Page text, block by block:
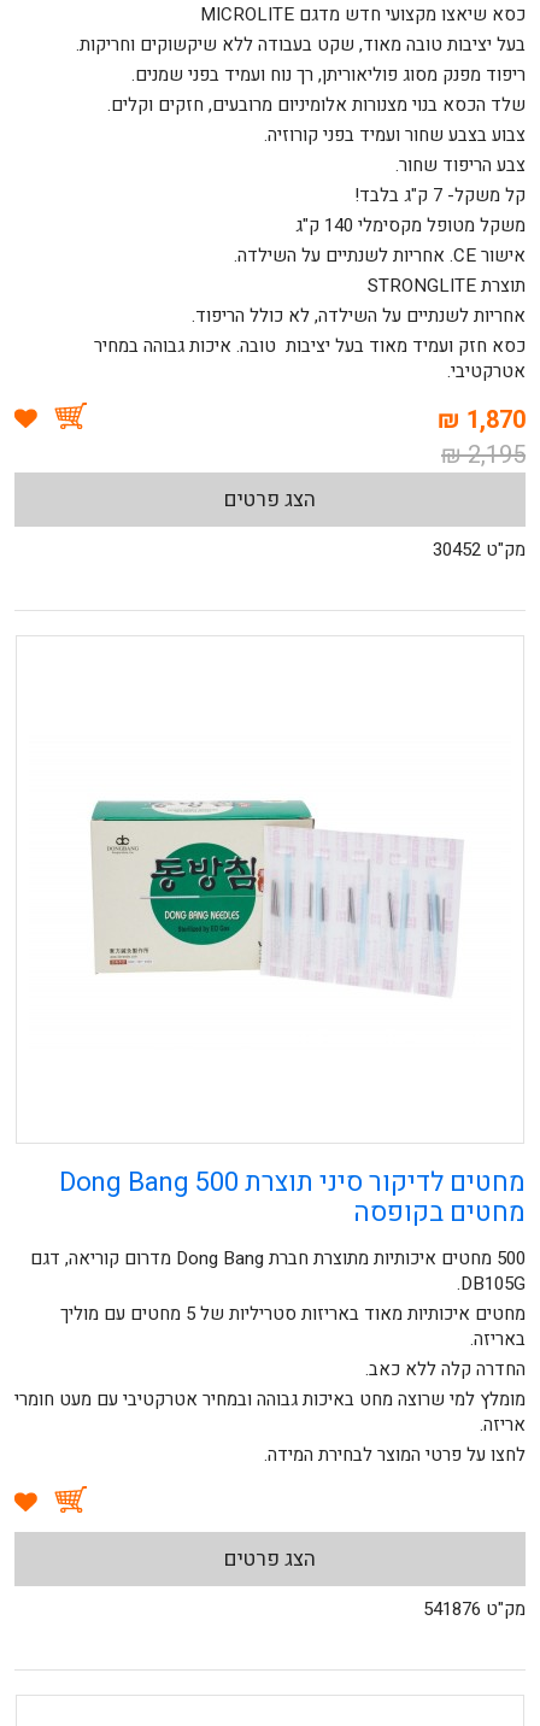
כסא שיאצו מקצועי חדש מדגם MICROLITE
בעל יציבות טובה מאוד, שקט בעבודה ללא שיקשוקים וחריקות.
ריפוד מפנק מסוג פוליאוריתן, רך נוח ועמיד בפני שמנים.
שלד הכסא בנוי מצנורות אלומיניום מרובעים, חזקים וקלים.
צבוע בצבע שחור ועמיד בפני קורוזיה.
צבע הריפוד שחור.
קל משקל- 7 ק"ג בלבד!
משקל מטופל מקסימלי 140 ק"ג
אישור CE. אחריות לשנתיים על השילדה.
תוצרת STRONGLITE
אחריות לשנתיים על השילדה, לא כולל הריפוד.
כסא חזק ועמיד מאוד בעל יציבות טובה. איכות גבוהה במחיר
אטרקטיבי.
1,870 ₪
2,195 ₪
הצג פרטים
מק"ט 30452
מחטים לדיקור סיני תוצרת Dong Bang 500
מחטים בקופסה
500 מחטים איכותיות מתוצרת חברת Dong Bang מדרום קוריאה, דגם
DB105G.
מחטים איכותיות מאוד באריזות סטריליות של 5 מחטים עם מוליך
באריזה.
החדרה קלה ללא כאב.
מומלץ למי שרוצה מחט באיכות גבוהה ובמחיר אטרקטיבי עם מעט חומרי
אריזה.
לחצו על פרטי המוצר לבחירת המידה.
הצג פרטים
מק"ט 541876